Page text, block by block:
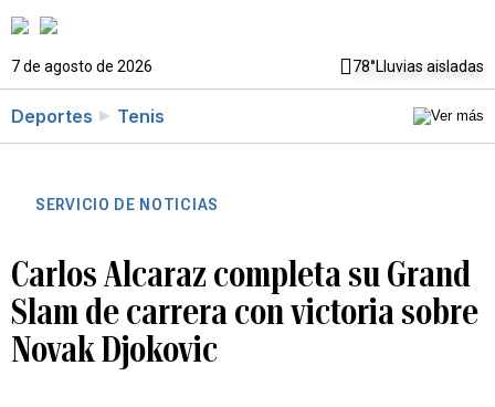
7 de agosto de 2026 78°Lluvias aisladas
Deportes Tenis
SERVICIO DE NOTICIAS
Carlos Alcaraz completa su Grand
Slam de carrera con victoria sobre
Novak Djokovic